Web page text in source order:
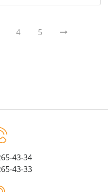
4 5
43-34
43-33